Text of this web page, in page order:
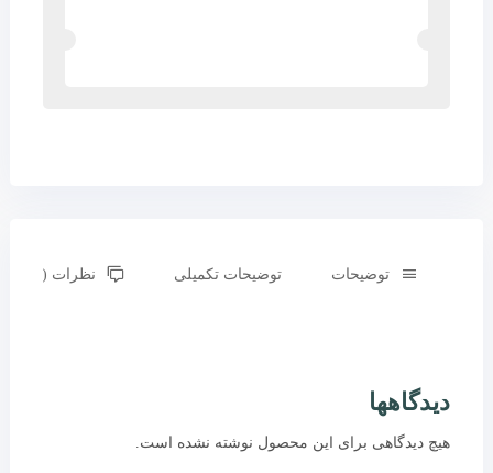
توضیحات توضیحات تکمیلی نظرات (0)
دیدگاهها
هیچ دیدگاهی برای این محصول نوشته نشده است.